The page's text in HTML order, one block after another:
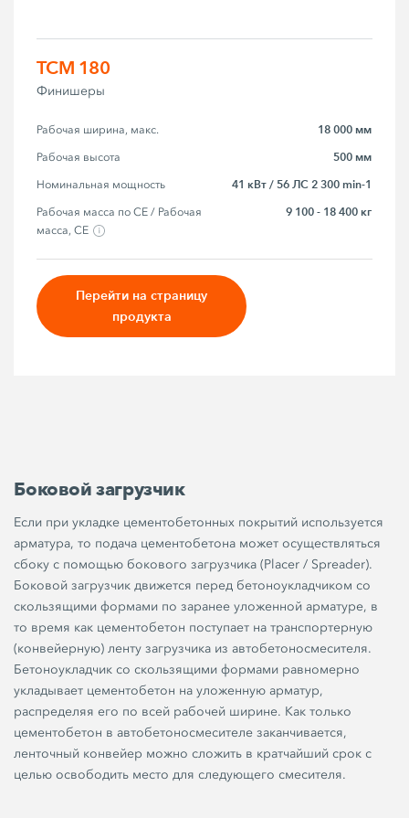
TCM 180
Финишеры
Рабочая ширина, макс. 18 000 мм
Рабочая высота 500 мм
Номинальная мощность 41 кВт / 56 ЛС 2 300 min-1
Рабочая масса по CE / Рабочая
масса, CE
9 100 - 18 400 кг
Перейти на страницу
продукта
Боковой загрузчик
Если при укладке цементобетонных покрытий используется
арматура, то подача цементобетона может осуществляться
сбоку с помощью бокового загрузчика (Placer / Spreader).
Боковой загрузчик движется перед бетоноукладчиком со
скользящими формами по заранее уложенной арматуре, в
то время как цементобетон поступает на транспортерную
(конвейерную) ленту загрузчика из автобетоносмесителя.
Бетоноукладчик со скользящими формами равномерно
укладывает цементобетон на уложенную арматур,
распределяя его по всей рабочей ширине. Как только
цементобетон в автобетоносмесителе заканчивается,
ленточный конвейер можно сложить в кратчайший срок с
целью освободить место для следующего смесителя.